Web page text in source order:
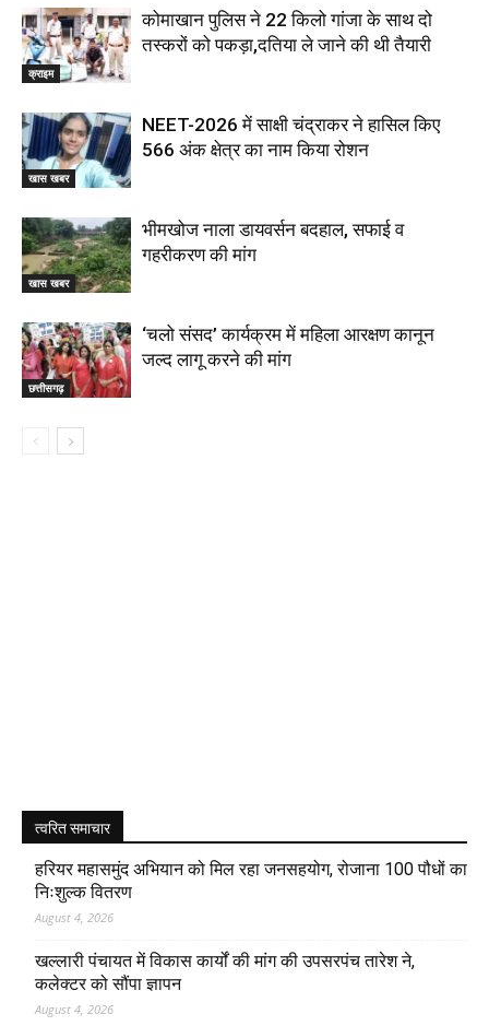
क्राइम
कोमाखान पुलिस ने 22 किलो गांजा के साथ दो
तस्करों को पकड़ा,दतिया ले जाने की थी तैयारी
खास खबर
NEET-2026 में साक्षी चंद्राकर ने हासिल किए
566 अंक क्षेत्र का नाम किया रोशन
खास खबर
भीमखोज नाला डायवर्सन बदहाल, सफाई व
गहरीकरण की मांग
छत्तीसगढ़
‘चलो संसद’ कार्यक्रम में महिला आरक्षण कानून
जल्द लागू करने की मांग
त्वरित समाचार
हरियर महासमुंद अभियान को मिल रहा जनसहयोग, रोजाना 100 पौधों का
निःशुल्क वितरण
August 4, 2026
खल्लारी पंचायत में विकास कार्यों की मांग की उपसरपंच तारेश ने,
कलेक्टर को सौंपा ज्ञापन
August 4, 2026